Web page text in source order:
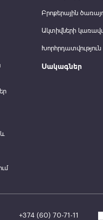
Բրոքերային
Ակտիվների
Խորհրդատվություն
Սակագներ
+374 (60) 70-71-11